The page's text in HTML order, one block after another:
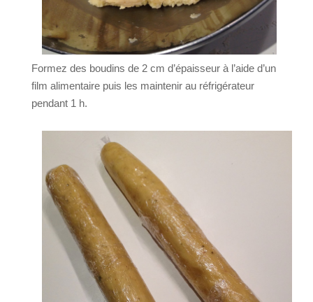
Formez des boudins de 2 cm d’épaisseur à l’aide d’un
film alimentaire puis les maintenir au réfrigérateur
pendant 1 h.